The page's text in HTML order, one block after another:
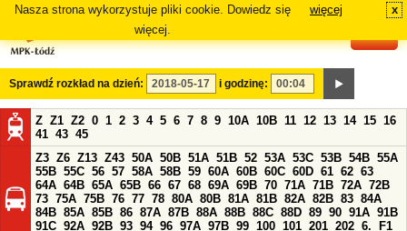
Nasza strona wykorzystuje pliki cookie. Dowiedz się
więcej.
więcej x
Sprawdź rozkład na dzień: i godzinę:
Z Z1 Z2 0 1 2 3 4 5 6 7 8 9 10A 10B 11 12 13 14 15 16
41 43 45
Z3 Z6 Z13 Z43 50A 50B 51A 51B 52 53A 53C 53B 54B 55A
55B 55C 56 57 58A 58B 59 60A 60B 60C 60D 61 62 63
64A 64B 65A 65B 66 67 68 69A 69B 70 71A 71B 72A 72B
73 75A 75B 76 77 78 80A 80B 81A 81B 82A 82B 83 84A
84B 85A 85B 86 87A 87B 88A 88B 88C 88D 89 90 91A 91B
91C 92A 92B 93 94 96 97A 97B 99 100 101 201 202 6.
F1